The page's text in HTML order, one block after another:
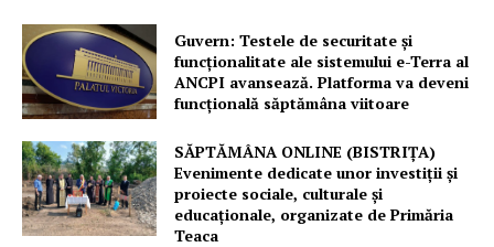
Guvern: Testele de securitate și
funcționalitate ale sistemului e-Terra al
ANCPI avansează. Platforma va deveni
funcțională săptămâna viitoare
SĂPTĂMÂNA ONLINE (BISTRIȚA)
Evenimente dedicate unor investiții și
proiecte sociale, culturale și
educaționale, organizate de Primăria
Teaca